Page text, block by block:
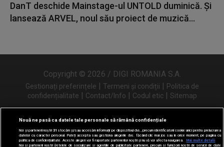
DanT deschide Mainstage-ul UNTOLD duminică. Și
lansează ARVEL, noul său proiect de muzică...
Copyright © 2026 / DIGI ROMANIA S.A.
Gestionați preferințele | Termeni și condiții | Politica de
confidențialitate | Contact/Info | Codul etic | Sitemap
Urmărește-ne și pe
Nouă ne pasă ca datele tale personale să rămână confidențiale
Noi și partenerii noștri31 stocăm și/sau accesăm informații pe dispozitivul dvs., precum identificatorii cookie unici pentru prelucrarea
datelor cu caracter personal. Puteți accepta sau gestiona alegerile dvs. făcând clic mai jos sau în orice moment, pe pagina cu
politica de confidențialitate. Aceste alegeri vor fi raportate partenerilor noștri și nu vă vor afecta navigarea.
Mai multe detalii
Noi si partenerii nostri (retelele de socializare si agentiile de publicitate partenere, precum si furnizorii nostri de servicii de date